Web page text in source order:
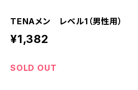
TENAメン レベル1（男性用）
¥1,382
SOLD OUT